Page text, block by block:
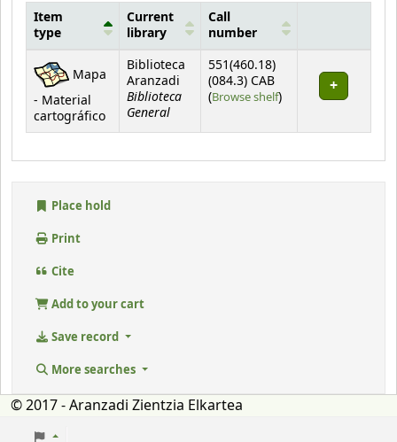
Holdings
Item
type
Current
library
Call
number
Mapa
- Material
cartográfico
Biblioteca
Aranzadi
Biblioteca
General
551(460.18)
(084.3) CAB
(Browse shelf(Opens below)
)
Place hold
Print
Cite
Add to your cart
Save record
More searches
© 2017 - Aranzadi Zientzia Elkartea